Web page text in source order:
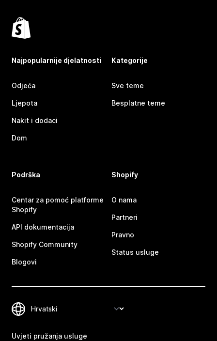
Najpopularnije djelatnosti
Odjeća
Ljepota
Nakit i dodaci
Dom
Kategorije
Sve teme
Besplatne teme
Podrška
Centar za pomoć platforme
Shopify
API dokumentacija
Shopify Community
Blogovi
Shopify
O nama
Partneri
Pravno
Status usluge
Uvjeti pružanja usluge